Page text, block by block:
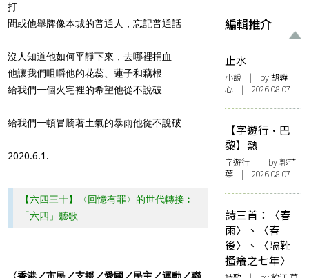
打
間或他舉牌像本城的普通人，忘記普通話
沒人知道他如何平靜下來，去哪裡捐血
他讓我們咀嚼他的花蕊、蓮子和藕根
給我們一個火宅裡的希望他從不說破
給我們一頓冒騰著土氣的暴雨他從不說破
2020.6.1.
【六四三十】〈回憶有罪〉的世代轉接︰
「六四」聽歌
編輯推介
止水
小說 | by 胡韡
心 | 2026-08-07
【字遊行·巴
黎】熱
字遊行 | by 郭芊
葉 | 2026-08-07
詩三首：〈春
雨〉、〈春
後〉、〈隔靴
搔癢之七年〉